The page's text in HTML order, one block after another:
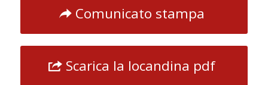
Comunicato stampa
Scarica la locandina pdf